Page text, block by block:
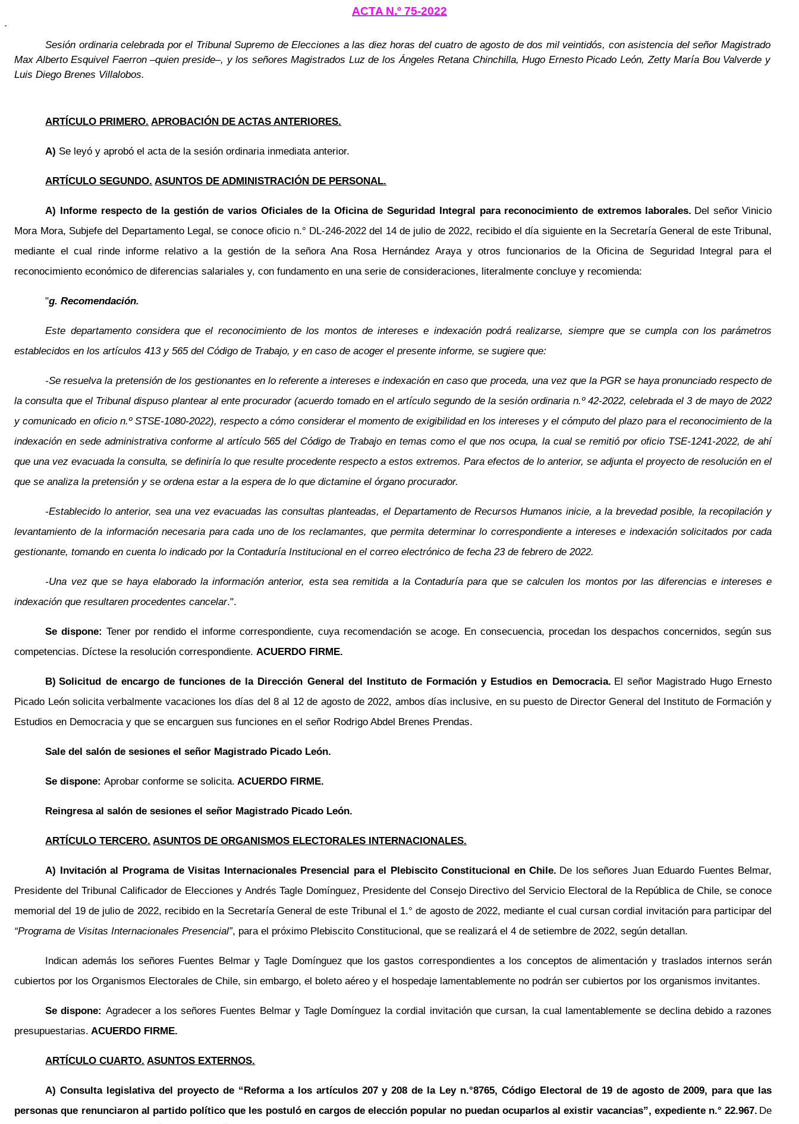
ACTA N.º 75-2022
Sesión ordinaria celebrada por el Tribunal Supremo de Elecciones a las diez horas del cuatro de agosto de dos mil veintidós, con asistencia del señor Magistrado
Max Alberto Esquivel Faerron –quien preside–, y los señores Magistrados Luz de los Ángeles Retana Chinchilla, Hugo Ernesto Picado León, Zetty María Bou Valverde y
Luis Diego Brenes Villalobos.
ARTÍCULO PRIMERO. APROBACIÓN DE ACTAS ANTERIORES.
A) Se leyó y aprobó el acta de la sesión ordinaria inmediata anterior.
ARTÍCULO SEGUNDO. ASUNTOS DE ADMINISTRACIÓN DE PERSONAL.
A) Informe respecto de la gestión de varios Oficiales de la Oficina de Seguridad Integral para reconocimiento de extremos laborales. Del señor Vinicio
Mora Mora, Subjefe del Departamento Legal, se conoce oficio n.° DL-246-2022 del 14 de julio de 2022, recibido el día siguiente en la Secretaría General de este Tribunal,
mediante el cual rinde informe relativo a la gestión de la señora Ana Rosa Hernández Araya y otros funcionarios de la Oficina de Seguridad Integral para el
reconocimiento económico de diferencias salariales y, con fundamento en una serie de consideraciones, literalmente concluye y recomienda:
"g. Recomendación.
Este departamento considera que el reconocimiento de los montos de intereses e indexación podrá realizarse, siempre que se cumpla con los parámetros
establecidos en los artículos 413 y 565 del Código de Trabajo, y en caso de acoger el presente informe, se sugiere que:
-Se resuelva la pretensión de los gestionantes en lo referente a intereses e indexación en caso que proceda, una vez que la PGR se haya pronunciado respecto de
la consulta que el Tribunal dispuso plantear al ente procurador (acuerdo tomado en el artículo segundo de la sesión ordinaria n.º 42-2022, celebrada el 3 de mayo de 2022
y comunicado en oficio n.º STSE-1080-2022), respecto a cómo considerar el momento de exigibilidad en los intereses y el cómputo del plazo para el reconocimiento de la
indexación en sede administrativa conforme al artículo 565 del Código de Trabajo en temas como el que nos ocupa, la cual se remitió por oficio TSE-1241-2022, de ahí
que una vez evacuada la consulta, se definiría lo que resulte procedente respecto a estos extremos. Para efectos de lo anterior, se adjunta el proyecto de resolución en el
que se analiza la pretensión y se ordena estar a la espera de lo que dictamine el órgano procurador.
-Establecido lo anterior, sea una vez evacuadas las consultas planteadas, el Departamento de Recursos Humanos inicie, a la brevedad posible, la recopilación y
levantamiento de la información necesaria para cada uno de los reclamantes, que permita determinar lo correspondiente a intereses e indexación solicitados por cada
gestionante, tomando en cuenta lo indicado por la Contaduría Institucional en el correo electrónico de fecha 23 de febrero de 2022.
-Una vez que se haya elaborado la información anterior, esta sea remitida a la Contaduría para que se calculen los montos por las diferencias e intereses e
indexación que resultaren procedentes cancelar.".
Se dispone:Tener por rendido el informe correspondiente, cuya recomendación se acoge. En consecuencia, procedan los despachos concernidos, según sus
competencias. Díctese la resolución correspondiente.ACUERDO FIRME.
B) Solicitud de encargo de funciones de la Dirección General del Instituto de Formación y Estudios en Democracia. El señor Magistrado Hugo Ernesto
Picado León solicita verbalmente vacaciones los días del 8 al 12 de agosto de 2022, ambos días inclusive, en su puesto de Director General del Instituto de Formación y
Estudios en Democracia y que se encarguen sus funciones en el señor Rodrigo Abdel Brenes Prendas.
Sale del salón de sesiones el señor Magistrado Picado León.
Se dispone:Aprobar conforme se solicita. ACUERDO FIRME.
Reingresa al salón de sesiones el señor Magistrado Picado León.
ARTÍCULO TERCERO. ASUNTOS DE ORGANISMOS ELECTORALES INTERNACIONALES.
A) Invitación al Programa de Visitas Internacionales Presencial para el Plebiscito Constitucional en Chile. De los señores Juan Eduardo Fuentes Belmar,
Presidente del Tribunal Calificador de Elecciones y Andrés Tagle Domínguez, Presidente del Consejo Directivo del Servicio Electoral de la República de Chile, se conoce
memorial del 19 de julio de 2022, recibido en la Secretaría General de este Tribunal el 1.° de agosto de 2022, mediante el cual cursan cordial invitación para participar del
“Programa de Visitas Internacionales Presencial”, para el próximo Plebiscito Constitucional, que se realizará el 4 de setiembre de 2022, según detallan.
Indican además los señores Fuentes Belmar y Tagle Domínguez que los gastos correspondientes a los conceptos de alimentación y traslados internos serán
cubiertos por los Organismos Electorales de Chile, sin embargo, el boleto aéreo y el hospedaje lamentablemente no podrán ser cubiertos por los organismos invitantes.
Se dispone: Agradecer a los señores Fuentes Belmar y Tagle Domínguez la cordial invitación que cursan, la cual lamentablemente se declina debido a razones
presupuestarias. ACUERDO FIRME.
ARTÍCULO CUARTO. ASUNTOS EXTERNOS.
A) Consulta legislativa del proyecto de “Reforma a los artículos 207 y 208 de la Ley n.°8765, Código Electoral de 19 de agosto de 2009, para que las
personas que renunciaron al partido político que les postuló en cargos de elección popular no puedan ocuparlos al existir vacancias”, expediente n.° 22.967. De